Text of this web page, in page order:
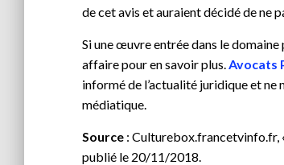
de cet avis et auraient décidé de ne
Si une œuvre entrée dans le
affaire pour en savoir plus.Avocats
informé de l’actualité juridique et
médiatique.
Source : Culturebox.francetvinfo.fr,
publié le 20/11/2018.